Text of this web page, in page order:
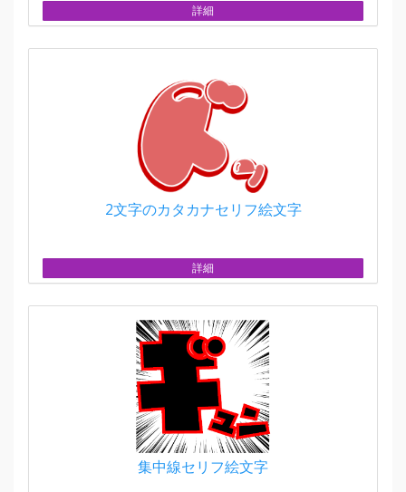
詳細
2文字のカタカナセリフ絵文字
詳細
集中線セリフ絵文字